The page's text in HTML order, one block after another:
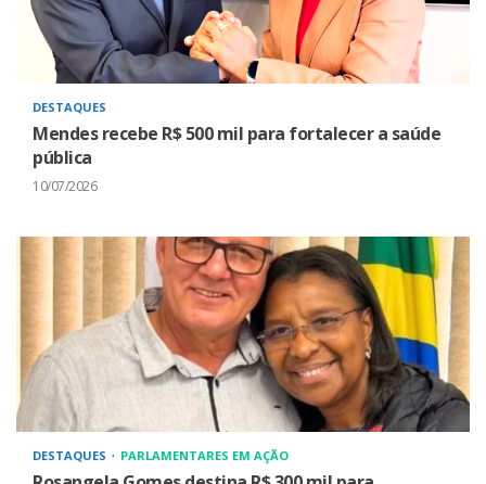
DESTAQUES
Mendes recebe R$ 500 mil para fortalecer a saúde
pública
10/07/2026
DESTAQUES PARLAMENTARES EM AÇÃO